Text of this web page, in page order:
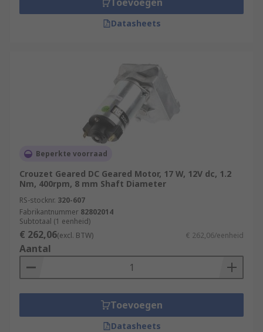
Datasheets
Beperkte voorraad
Crouzet Geared DC Geared Motor, 17 W, 12V dc, 1.2
Nm, 400rpm, 8 mm Shaft Diameter
RS-stocknr. 320-607
Fabrikantnummer 82802014
Subtotaal (1 eenheid)
€ 262,06(excl. BTW) € 262,06/eenheid
Aantal
Toevoegen
Datasheets